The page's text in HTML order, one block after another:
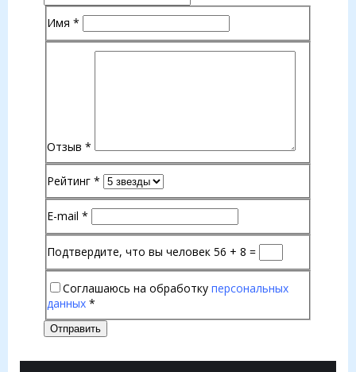
Имя *
Отзыв *
Рейтинг *
E-mail *
Подтвердите, что вы человек 56 + 8 =
Соглашаюсь на обработку персональных
данных *
Отправить